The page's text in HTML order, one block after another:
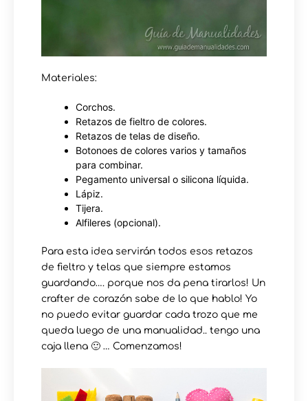
Materiales:
Corchos.
Retazos de fieltro de colores.
Retazos de telas de diseño.
Botonoes de colores varios y tamaños
para combinar.
Pegamento universal o silicona líquida.
Lápiz.
Tijera.
Alfileres (opcional).
Para esta idea servirán todos esos retazos
de fieltro y telas que siempre estamos
guardando…. porque nos da pena tirarlos! Un
crafter de corazón sabe de lo que hablo! Yo
no puedo evitar guardar cada trozo que me
queda luego de una manualidad.. tengo una
caja llena 🙂 … Comenzamos!